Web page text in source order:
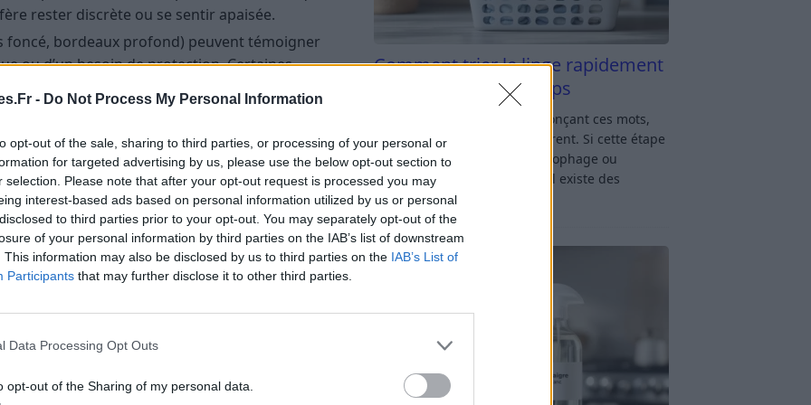
- Do Not Process My Personal Information
opt-out of the sale, sharing to third parties, or processing of your personal or
for targeted advertising by us, please use the below opt-out section to
selection. Please note that after your opt-out request is processed you may
interest-based ads based on personal information utilized by us or personal
to third parties prior to your opt-out. You may separately opt-out of the
of your personal information by third parties on the IAB’s list of downstream
This information may also be disclosed by us to third parties on the IAB’s List of
Participants that may further disclose it to other third parties.
Data Processing Opt Outs
opt-out of the Sharing of my personal data.
rester discrète ou se sentir apaisée.
foncé, bordeaux profond) peuvent témoigner
ou d’un besoin de protection. Certaines
exprimer leur détresse ou leur volonté de se
quantité de produits appliqués et leur visibilité,
émotionnel. Par exemple :
yeux très marqués, des lèvres rouges
peut témoigner d’une envie de se sentir
en soi. Il peut aussi révéler une humeur
plaisir.
minimaliste indique souvent une humeur plus
ou de confort. Certaines personnes préfèrent
ou stressées.
Comment trier le linge rapidement
sans y passer du temps
Tri du linge : rien qu’en prononçant ces mots,
beaucoup d’entre nous soupirent. Si cette étape
du lavage vous semble chronophage ou
compliquée, rassurez-vous : il existe des
astuces simples